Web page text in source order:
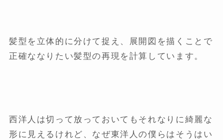
髪型を立体的に分けて捉え、展開図を描くことで
正確ななりたい髪型の再現を計算しています。
西洋人は切って放っておいてもそれなりに綺麗な
形に見えるけれど、なぜ東洋人の僕らはそうはい